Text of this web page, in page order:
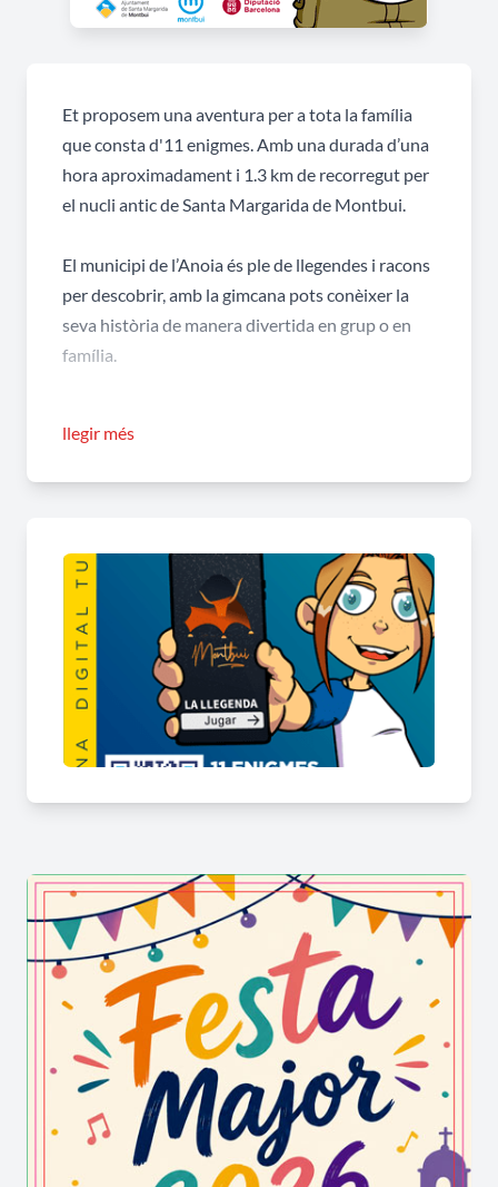
Et proposem una aventura per a tota la família
que consta d'11 enigmes. Amb una durada d’una
hora aproximadament i 1.3 km de recorregut per
el nucli antic de Santa Margarida de Montbui.
El municipi de l’Anoia és ple de llegendes i racons
per descobrir, amb la gimcana pots conèixer la
seva història de manera divertida en grup o en
família.
Trobaràs els codis QR als punts indicats del
llegir més